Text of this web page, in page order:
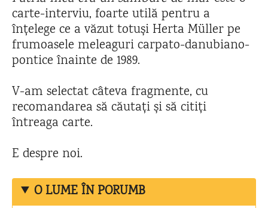
carte-interviu, foarte utilă pentru a
înțelege ce a văzut totuși Herta Müller pe
frumoasele meleaguri carpato-danubiano-
pontice înainte de 1989.
V-am selectat câteva fragmente, cu
recomandarea să căutați și să citiți
întreaga carte.
E despre noi.
O LUME ÎN PORUMB